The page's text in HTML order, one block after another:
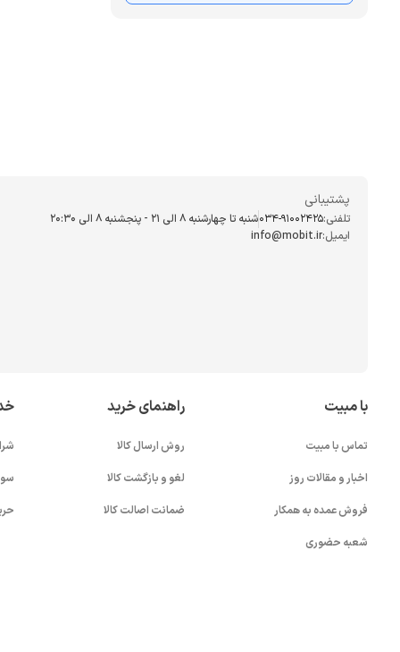
پشتیبانی
تلفنی:034-91002425شنبه تا چهارشنبه ۸ الی ۲۱ - پنجشنبه 8 الی ۲۰:۳۰
ایمیل:info@mobit.ir
با مبیت
تماس با مبیت
اخبار و مقالات روز
فروش عمده به همکار
شعبه حضوری
راهنمای خرید
روش ارسال کالا
لغو و بازگشت کالا
ضمانت اصالت کالا